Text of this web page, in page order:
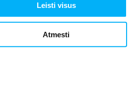
Leisti visus
Atmesti